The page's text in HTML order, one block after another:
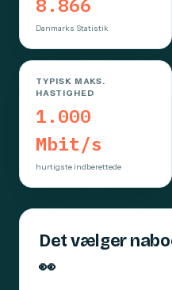
8.866
Danmarks Statistik
TYPISK MAKS.
HASTIGHED
1.000
Mbit/s
hurtigste indberettede
Det vælger
👀